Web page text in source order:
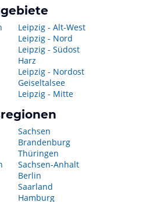
Leipzig - Alt-West
Leipzig - Nord
Leipzig - Südost
Harz
Leipzig - Nordost
Geiseltalsee
Leipzig - Mitte
Sachsen
Brandenburg
Thüringen
Sachsen-Anhalt
Berlin
Saarland
Hamburg